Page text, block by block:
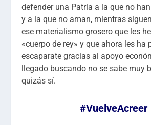
defender una Patria a la que no
y a la que no aman, mientras
ese materialismo grosero que les
«cuerpo de rey» y que ahora les ha
escaparate gracias al apoyo
llegado buscando no se sabe muy
quizás sí.
#VuelveAcreer